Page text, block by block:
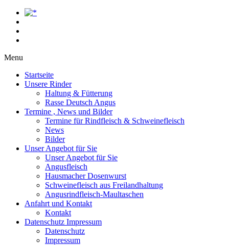
Menu
Startseite
Unsere Rinder
Haltung & Fütterung
Rasse Deutsch Angus
Termine , News und Bilder
Termine für Rindfleisch & Schweinefleisch
News
Bilder
Unser Angebot für Sie
Unser Angebot für Sie
Angusfleisch
Hausmacher Dosenwurst
Schweinefleisch aus Freilandhaltung
Angusrindfleisch-Maultaschen
Anfahrt und Kontakt
Kontakt
Datenschutz Impressum
Datenschutz
Impressum